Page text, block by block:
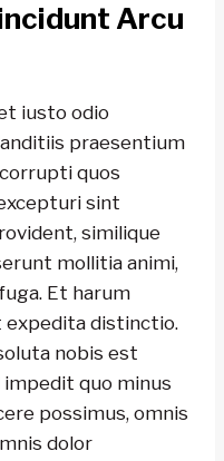
Arcu
iusto odio
praesentium
quos
sint
similique
mollitia animi,
Et harum
expedita distinctio.
nobis est
quo minus
possimus, omnis
dolor